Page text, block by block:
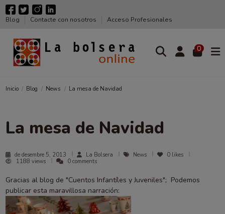
Blog Contacte con nosotros Acceso Profesionales
0
Inicio Blog News La mesa de Navidad
La mesa de Navidad
de desembre 5, 2013 La Bolsera News 0 likes
1188 views
0 comments
Gracias al blog de "Cuentos Infantíles y Juveniles"; Podemos
publicar esta maravillosa narración: